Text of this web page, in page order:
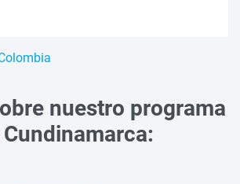
nuestro programa